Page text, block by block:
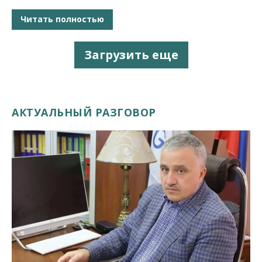
Читать полностью
Загрузить еще
АКТУАЛЬНЫЙ РАЗГОВОР